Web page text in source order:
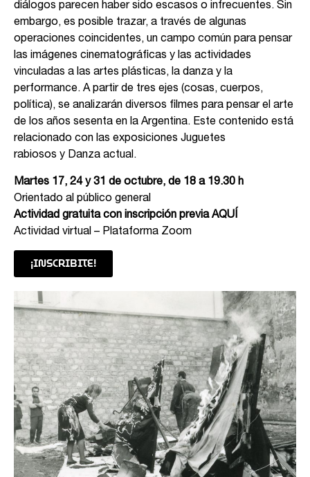
diálogos parecen haber sido escasos o infrecuentes. Sin
embargo, es posible trazar, a través de algunas
operaciones coincidentes, un campo común para pensar
las imágenes cinematográficas y las actividades
vinculadas a las artes plásticas, la danza y la
performance. A partir de tres ejes (cosas, cuerpos,
política), se analizarán diversos filmes para pensar el arte
de los años sesenta en la Argentina. Este contenido está
relacionado con las exposiciones Juguetes
rabiosos y Danza actual.
Martes 17, 24 y 31 de octubre, de 18 a 19.30 h
Orientado al público general
Actividad gratuita con inscripción previaAQUÍ
Actividad virtual – Plataforma Zoom
¡INSCRIBITE!